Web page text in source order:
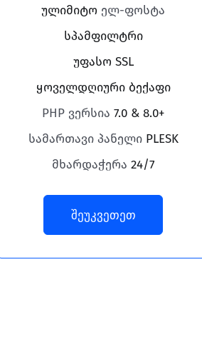
ულიმიტო ელ-ფოსტა
სპამფილტრი
უფასო SSL
ყოველდღიური ბექაფი
PHP ვერსია 7.0 & 8.0+
სამართავი პანელი PLESK
მხარდაჭერა 24/7
შეუკვეთეთ